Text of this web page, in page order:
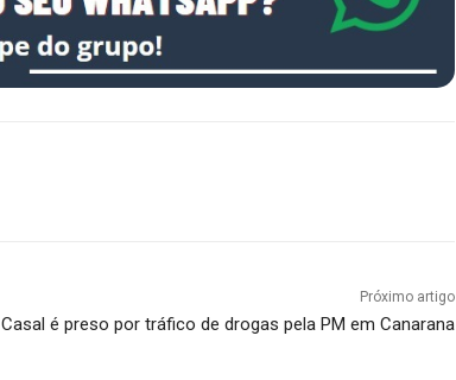
Próximo artigo
Casal é preso por tráfico de drogas pela PM em Canarana